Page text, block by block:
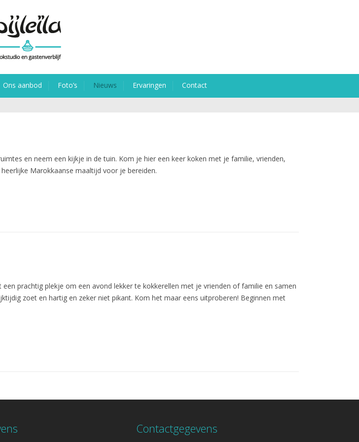
Ons aanbod Foto’s Nieuws Ervaringen Contact
en neem een kijkje in de tuin. Kom je hier een keer koken met je familie, vrienden,
Marokkaanse maaltijd voor je bereiden.
prachtig plekje om een avond lekker te kokkerellen met je vrienden of familie en samen
zoet en hartig en zeker niet pikant. Kom het maar eens uitproberen! Beginnen met
Contactgegevens